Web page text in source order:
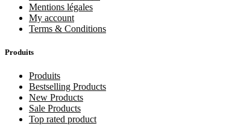
Mentions légales
My account
Terms & Conditions
Produits
Produits
Bestselling Products
New Products
Sale Products
Top rated product